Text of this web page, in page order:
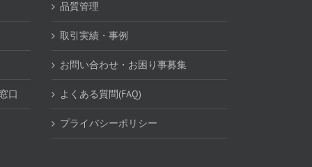
口
品質管理
取引実績・事例
お問い合わせ・お困り事募集
よくある質問(FAQ)
プライバシーポリシー